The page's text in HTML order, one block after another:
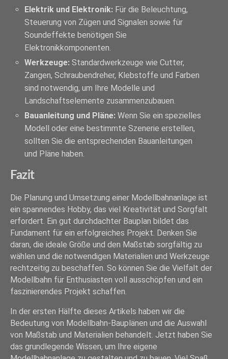
Elektrik und Elektronik: Für die Beleuchtung,
Steuerung von Zügen und Signalen sowie für
Soundeffekte benötigen Sie
Elektronikkomponenten.
Werkzeuge: Standardwerkzeuge wie Cutter,
Zangen, Schraubendreher, Klebstoffe und Farben
sind notwendig, um Ihre Modelle und
Landschaftselemente zusammenzubauen.
Bauanleitung und Pläne: Wenn Sie ein spezielles
Modell oder eine bestimmte Szenerie erstellen,
sollten Sie die entsprechenden Bauanleitungen
und Pläne haben.
Fazit
Die Planung und Umsetzung einer Modellbahnanlage ist
ein spannendes Hobby, das viel Kreativität und Sorgfalt
erfordert. Ein gut durchdachter Bauplan bildet das
Fundament für ein erfolgreiches Projekt. Denken Sie
daran, die ideale Größe und den Maßstab sorgfältig zu
wählen und die notwendigen Materialien und Werkzeuge
rechtzeitig zu beschaffen. So können Sie die Vielfalt der
Modellbahn für Enthusiasten voll ausschöpfen und ein
faszinierendes Projekt schaffen.
In der ersten Hälfte dieses Artikels haben wir die
Bedeutung von Modellbahn-Bauplänen und die Auswahl
von Maßstab und Materialien behandelt. Jetzt haben Sie
das grundlegende Wissen, um Ihre eigene